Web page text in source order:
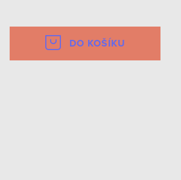
DO KOŠÍKU